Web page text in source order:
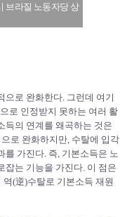
브라질 노동자당 상
으로 완화한다. 그런데 여기
로 인정받지 못하는 여러 활
득의 연계를 왜곡하는 것은
로 완화하지만, 수탈에 입각
가진다. 즉, 기본소득은 노
잡는 기능을 가진다. 이 점은
(逆)수탈로 기본소득 재원